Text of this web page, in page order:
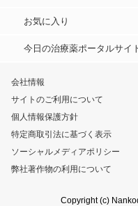
お気に入り
今日の治療薬ポータルサイ
会社情報
サイトのご利用について
個人情報保護方針
特定商取引法に基づく表示
ソーシャルメディアポリシー
弊社著作物の利用について
Copyright (c)